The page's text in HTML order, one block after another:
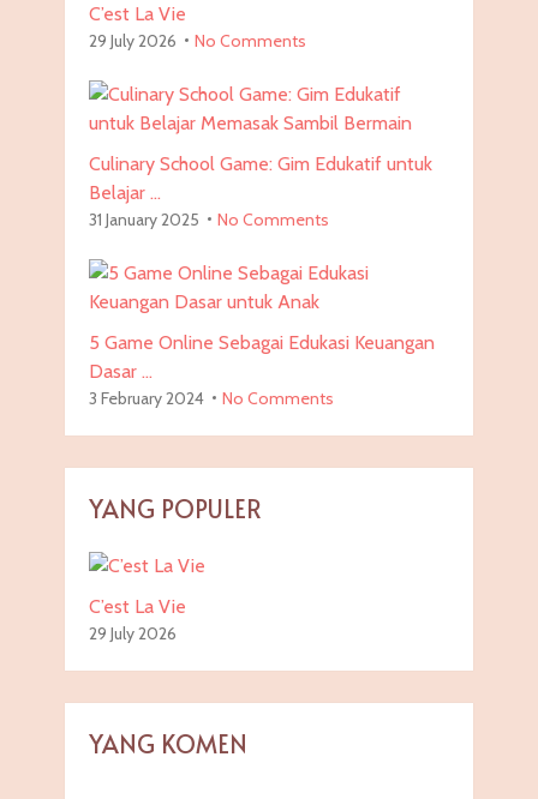
C’est La Vie
29 July 2026 No Comments
Culinary School Game: Gim Edukatif untuk
Belajar …
31 January 2025 No Comments
5 Game Online Sebagai Edukasi Keuangan
Dasar …
3 February 2024 No Comments
YANG POPULER
C’est La Vie
29 July 2026
YANG KOMEN